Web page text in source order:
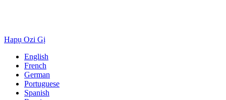
Hapụ Ozi Gị
English
French
German
Portuguese
Spanish